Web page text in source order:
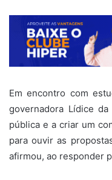
Em encontro com
governadora Lídice
pública e a criar um
para ouvir as
afirmou, ao responder